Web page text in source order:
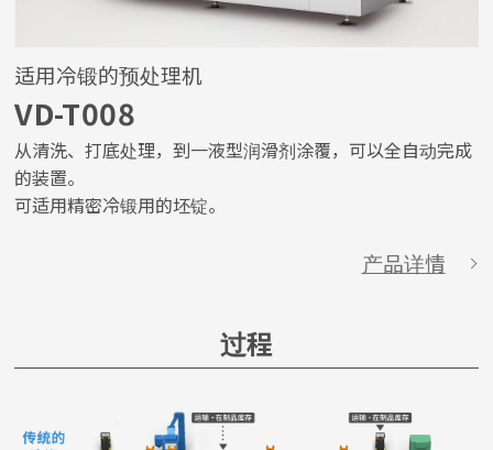
适用冷锻的预处理机
VD-T008
从清洗、打底处理，到一液型润滑剂涂覆，可以全自动完成
的装置。
可适用精密冷锻用的坯锭。
产品详情
过程